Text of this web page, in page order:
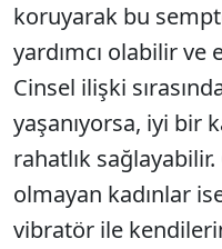
koruyarak bu
yardımcı olabilir ve
Cinsel ilişki
yaşanıyorsa, iyi bir
rahatlık
olmayan kadınlar
vibratör ile